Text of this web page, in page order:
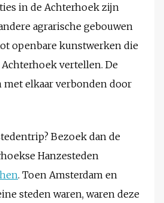
in de Achterhoek zijn
agrarische gebouwen
openbare kunstwerken die
vertellen. De
met elkaar verbonden door
Bezoek dan de
Hanzesteden
. Toen Amsterdam en
steden waren, waren deze